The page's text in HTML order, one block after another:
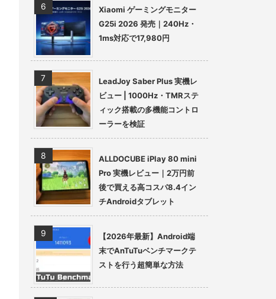
Xiaomi ゲーミングモニター
G25i 2026 発売｜240Hz・
1ms対応で17,980円
LeadJoy Saber Plus 実機レ
ビュー | 1000Hz・TMRステ
ィック搭載の多機能コントロ
ーラーを検証
ALLDOCUBE iPlay 80 mini
Pro 実機レビュー｜2万円前
後で買える高コスパ8.4イン
チAndroidタブレット
【2026年最新】Android端
末でAnTuTuベンチマークテ
ストを行う超簡単な方法